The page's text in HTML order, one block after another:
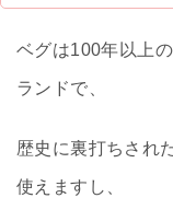
ベグは100年以上
ランドで、
歴史に裏打ちされ
使えますし、